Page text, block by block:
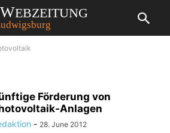
Förderung von
Anlagen
- 28. June 2012